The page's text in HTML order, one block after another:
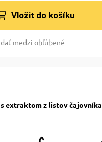
Vložit do košíku
medzi obľúbené
extraktom z listov čajovníka